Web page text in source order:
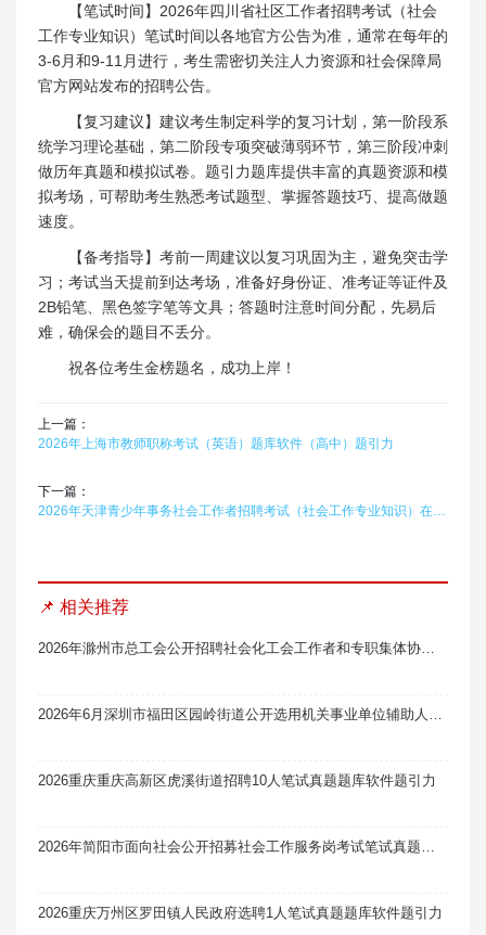
【笔试时间】2026年四川省社区工作者招聘考试（社会
工作专业知识）笔试时间以各地官方公告为准，通常在每年的
3-6月和9-11月进行，考生需密切关注人力资源和社会保障局
官方网站发布的招聘公告。
【复习建议】建议考生制定科学的复习计划，第一阶段系
统学习理论基础，第二阶段专项突破薄弱环节，第三阶段冲刺
做历年真题和模拟试卷。题引力题库提供丰富的真题资源和模
拟考场，可帮助考生熟悉考试题型、掌握答题技巧、提高做题
速度。
【备考指导】考前一周建议以复习巩固为主，避免突击学
习；考试当天提前到达考场，准备好身份证、准考证等证件及
2B铅笔、黑色签字笔等文具；答题时注意时间分配，先易后
难，确保会的题目不丢分。
祝各位考生金榜题名，成功上岸！
上一篇：
2026年上海市教师职称考试（英语）题库软件（高中）题引力
下一篇：
📌 相关推荐
2026重庆重庆高新区虎溪街道招聘10人笔试真题题库软件题引力
2026重庆万州区罗田镇人民政府选聘1人笔试真题题库软件题引力